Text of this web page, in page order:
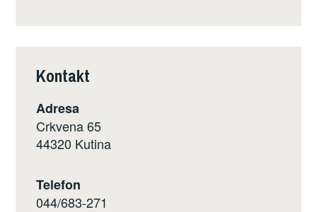
Kontakt
Adresa
Crkvena 65
44320 Kutina
Telefon
044/683-271